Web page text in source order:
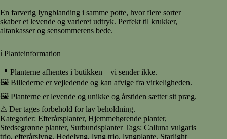
En farverig lyngblanding i samme potte, hvor flere sorter
skaber et levende og varieret udtryk. Perfekt til krukker,
altankasser og sensommerens bede.
ℹ Planteinformation
📍 Planterne afhentes i butikken – vi sender ikke.
🖼 Billederne er vejledende og kan afvige fra virkeligheden.
🖼 Planterne er levende og unikke og årstiden sætter sit præg.
⚠ Der tages forbehold for lav beholdning.
Kategorier: Efterårsplanter, Hjemmehørende planter,
Stedsegrønne planter, Surbundsplanter Tags: Calluna vulgaris
trio, efterårslyng, Hedelyng, lyng trio, lyngplante, Starlight